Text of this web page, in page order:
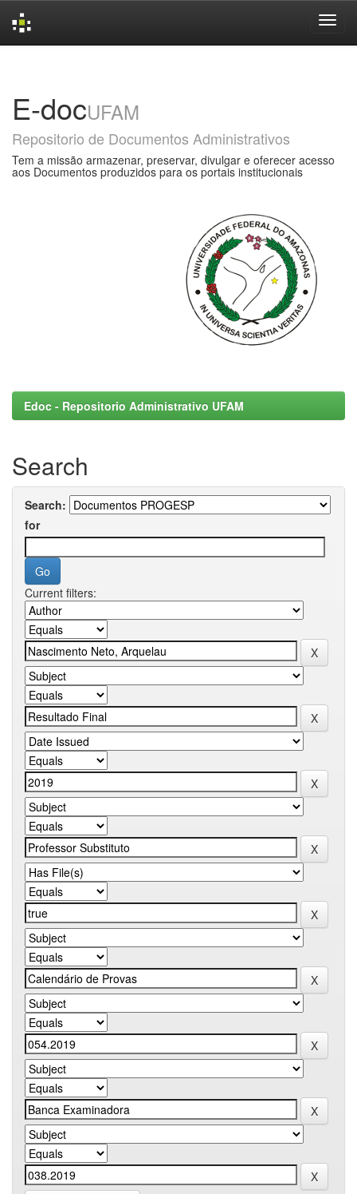
E-docUFAM
Repositorio de Documentos Administrativos
Tem a missão armazenar, preservar, divulgar e oferecer acesso
aos Documentos produzidos para os portais institucionais
Edoc - Repositorio Administrativo UFAM
Search
Search:
for
Current filters: